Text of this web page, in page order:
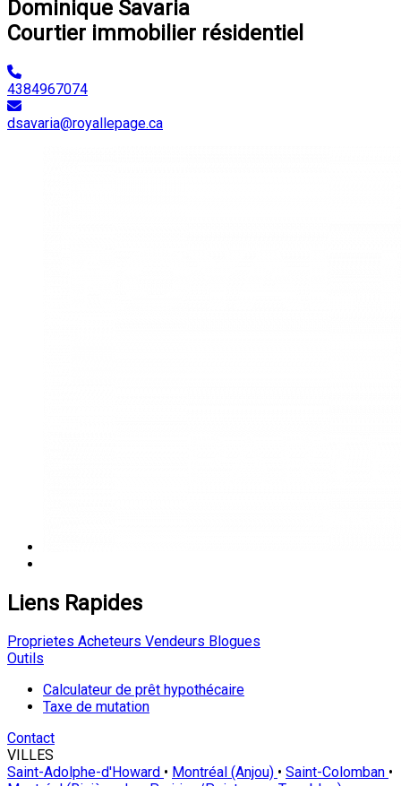
Dominique Savaria
Courtier immobilier résidentiel
4384967074
dsavaria@royallepage.ca
Liens Rapides
Proprietes Acheteurs Vendeurs Blogues
Outils
Calculateur de prêt hypothécaire
Taxe de mutation
Contact
VILLES
Saint-Adolphe-d'Howard • Montréal (Anjou) • Saint-Colomban •